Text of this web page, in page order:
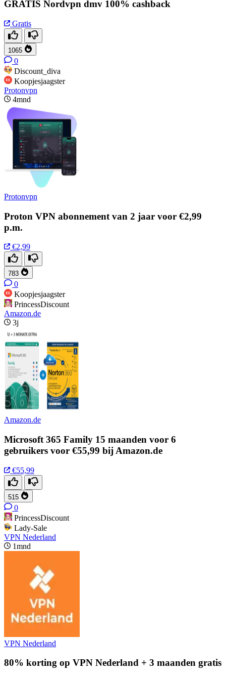
GRATIS Nordvpn dmv 100% cashback
Gratis
1065
0
Discount_diva
Koopjesjaagster
Protonvpn
4mnd
Protonvpn
Proton VPN abonnement van 2 jaar voor €2,99
p.m.
€2,99
783
0
Koopjesjaagster
PrincessDiscount
Amazon.de
3j
Amazon.de
Microsoft 365 Family 15 maanden voor 6
gebruikers voor €55,99 bij Amazon.de
€55,99
515
0
PrincessDiscount
Lady-Sale
VPN Nederland
1mnd
VPN Nederland
80% korting op VPN Nederland + 3 maanden gratis